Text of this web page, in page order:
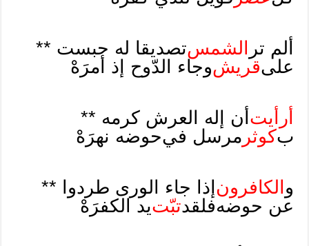
ألم تر الشمستصديقا له حبست **
علىقريشوجاء الدّوح إذ أمرَهْ
أرأيت أن إله العرش كرمه **
بكوثر مرسل فيحوضه نهرَهْ
و الكافرون إذا جاء الورى طردوا **
عن حوضهفلقدتبّتيد الكفرَهْ